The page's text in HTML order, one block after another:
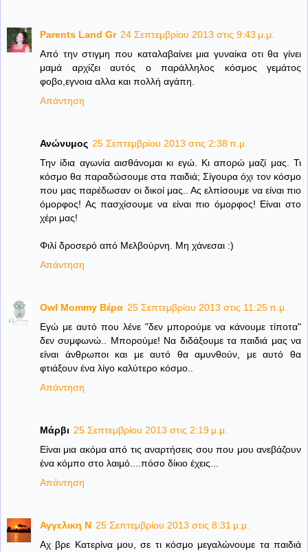
Parents Land Gr 24 Σεπτεμβρίου 2013 στις 9:43 μ.μ.
Από την στιγμη που καταλαβαίνει μια γυναίκα οτι θα γίνει
μαμά αρχίζει αυτός ο παράλληλος κόσμος γεμάτος
φοβο,εγνοια αλλα και πολλή αγάπη.
Απάντηση
Ανώνυμος 25 Σεπτεμβρίου 2013 στις 2:38 π.μ.
Την ίδια αγωνία αισθάνομαι κι εγώ. Κι απορώ μαζί μας. Τι
κόσμο θα παραδώσουμε στα παιδιά; Σίγουρα όχι τον κόσμο
που μας παρέδωσαν οι δικοί μας.. Ας ελπίσουμε να είναι πιο
όμορφος! Ας πασχίσουμε να είναι πιο όμορφος! Είναι στο
χέρι μας!
Φιλί δροσερό από Μελβούρνη. Μη χάνεσαι :)
Απάντηση
Owl Mommy Βέρα 25 Σεπτεμβρίου 2013 στις 11:25 π.μ.
Εγώ με αυτό που λένε "δεν μπορούμε να κάνουμε τίποτα"
δεν συμφωνώ.. Μπορούμε! Να διδάξουμε τα παιδιά μας να
είναι άνθρωποι και με αυτό θα αμυνθούν, με αυτό θα
φτιάξουν ένα λίγο καλύτερο κόσμο..
Απάντηση
Μάρβι 25 Σεπτεμβρίου 2013 στις 2:19 μ.μ.
Είναι μια ακόμα από τις αναρτήσεις σου που μου ανεβάζουν
ένα κόμπο στο λαιμό....πόσο δίκιο έχεις...
Απάντηση
Αγγελικη Ν 25 Σεπτεμβρίου 2013 στις 8:31 μ.μ.
Αχ βρε Κατερίνα μου, σε τι κόσμο μεγαλώνουμε τα παιδιά